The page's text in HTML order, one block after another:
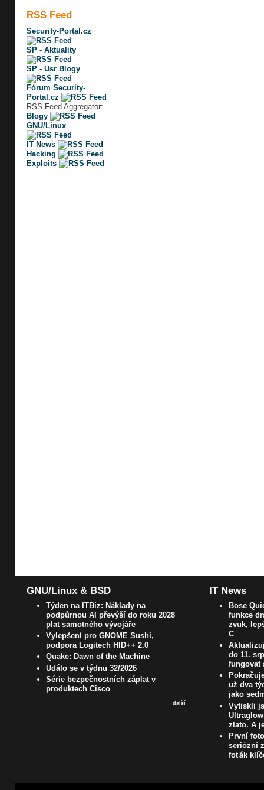
RSS Feed
Security-Portal.cz
SP - Aktuality
SP - Usr Blogy
Fórum Security-
Portal.cz
RSS Feed Aggregator:
Blogy
GNU/Linux
IT News
Hacking
Exploits
GNU/Linux & BSD
Týden na ITBiz: Náklady na
podpůrnou AI převýší do roku 2028
plat samotného vývojáře
Vylepšení pro GNOME Sushi,
podpora Logitech HID++ 2.0
Quake: Dawn of the Machine
Událo se v týdnu 32/2026
Série bezpečnostních záplat v
produktech Cisco
další
IT News
Bose
funkce
zvuk,
C
do 11.
fungovat
už dva
jako
Vytiskli
zlato. A
První
seriózní
foťák